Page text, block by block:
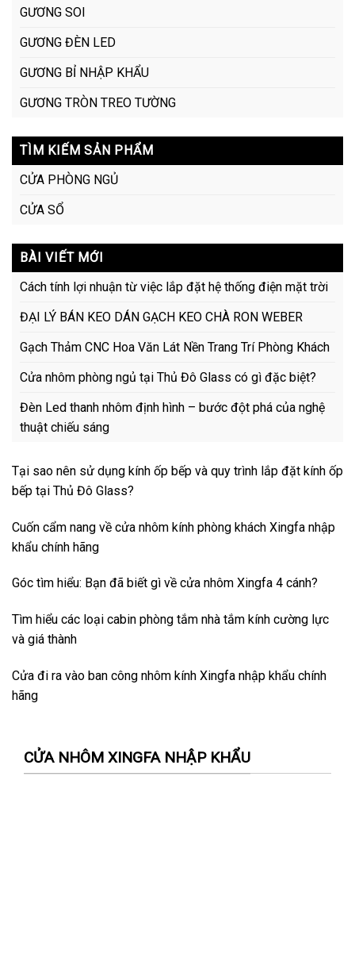
GƯƠNG SOI
GƯƠNG ĐÈN LED
GƯƠNG BỈ NHẬP KHẨU
GƯƠNG TRÒN TREO TƯỜNG
TÌM KIẾM SẢN PHẨM
CỬA PHÒNG NGỦ
CỬA SỔ
BÀI VIẾT MỚI
Cách tính lợi nhuận từ việc lắp đặt hệ thống điện mặt trời
ĐẠI LÝ BÁN KEO DÁN GẠCH KEO CHÀ RON WEBER
Gạch Thảm CNC Hoa Văn Lát Nền Trang Trí Phòng Khách
Cửa nhôm phòng ngủ tại Thủ Đô Glass có gì đặc biệt?
Đèn Led thanh nhôm định hình – bước đột phá của nghệ
thuật chiếu sáng
Tại sao nên sử dụng kính ốp bếp và quy trình lắp đặt kính ốp
bếp tại Thủ Đô Glass?
Cuốn cẩm nang về cửa nhôm kính phòng khách Xingfa nhập
khẩu chính hãng
Góc tìm hiểu: Bạn đã biết gì về cửa nhôm Xingfa 4 cánh?
Tìm hiểu các loại cabin phòng tắm nhà tắm kính cường lực
và giá thành
Cửa đi ra vào ban công nhôm kính Xingfa nhập khẩu chính
hãng
CỬA NHÔM XINGFA NHẬP KHẨU